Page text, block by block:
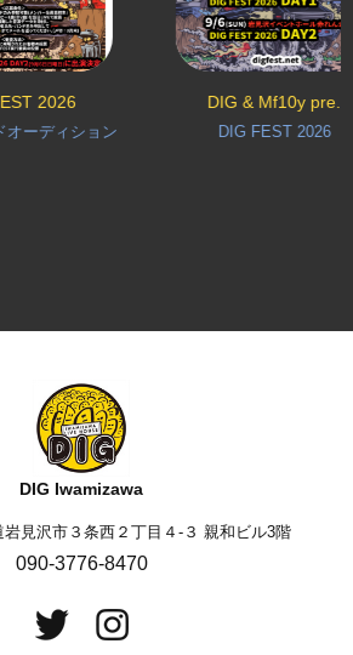
2026
ディション
DIG & Mf10y pre.
DIG FEST 2026
DIG Iwamizawa
岩見沢市３条西２丁目４-３ 親和ビル3階
090-3776-8470